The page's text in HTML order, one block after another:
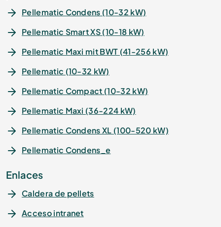
Pellematic Condens (10-32 kW)
Pellematic Smart XS (10-18 kW)
Pellematic Maxi mit BWT (41-256 kW)
Pellematic (10-32 kW)
Pellematic Compact (10-32 kW)
Pellematic Maxi (36-224 kW)
Pellematic Condens XL (100-520 kW)
Pellematic Condens_e
Enlaces
Caldera de pellets
Acceso intranet